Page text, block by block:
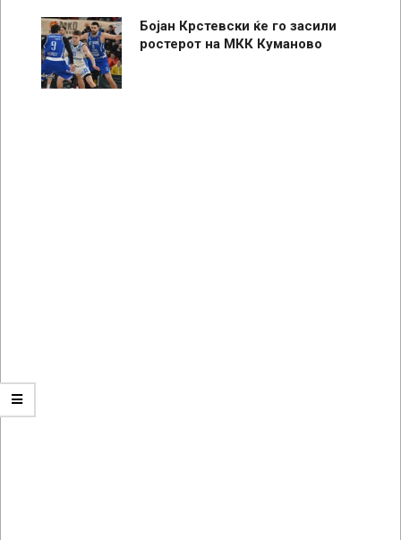
Бојан Крстевски ќе го засили
ростерот на МКК Куманово